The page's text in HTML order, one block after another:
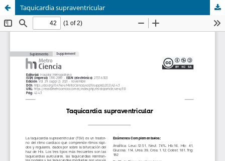
Taquicardia supraventricular